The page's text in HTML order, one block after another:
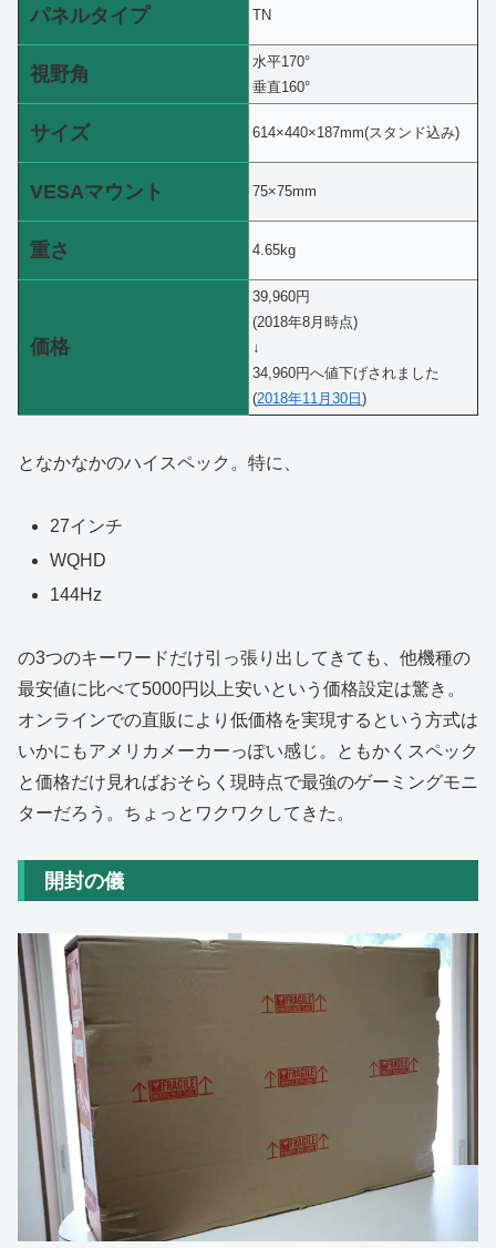
パネルタイプ TN
視野角
水平170°
垂直160°
サイズ 614×440×187mm(スタンド込み)
VESAマウント 75×75mm
重さ 4.65kg
価格
39,960円
(2018年8月時点)
↓
34,960円へ値下げされました
(2018年11月30日 )
となかなかのハイスペック。特に、
27インチ
WQHD
144Hz
の3つのキーワードだけ引っ張り出してきても、他機種の
最安値に比べて5000円以上安いという価格設定は驚き。
オンラインでの直販により低価格を実現するという方式は
いかにもアメリカメーカーっぽい感じ。ともかくスペック
と価格だけ見ればおそらく現時点で最強のゲーミングモニ
ターだろう。ちょっとワクワクしてきた。
開封の儀